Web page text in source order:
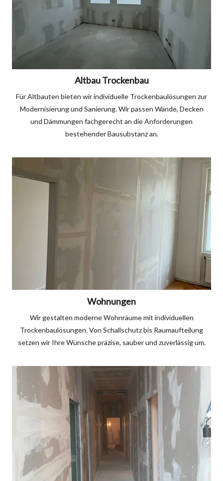
Altbau Trockenbau
Für Altbauten bieten wir individuelle Trockenbaulösungen zur
Modernisierung und Sanierung. Wir passen Wände, Decken
und Dämmungen fachgerecht an die Anforderungen
bestehender Bausubstanz an.
Wohnungen
Wir gestalten moderne Wohnräume mit individuellen
Trockenbaulösungen. Von Schallschutz bis Raumaufteilung
setzen wir Ihre Wünsche präzise, sauber und zuverlässig um.